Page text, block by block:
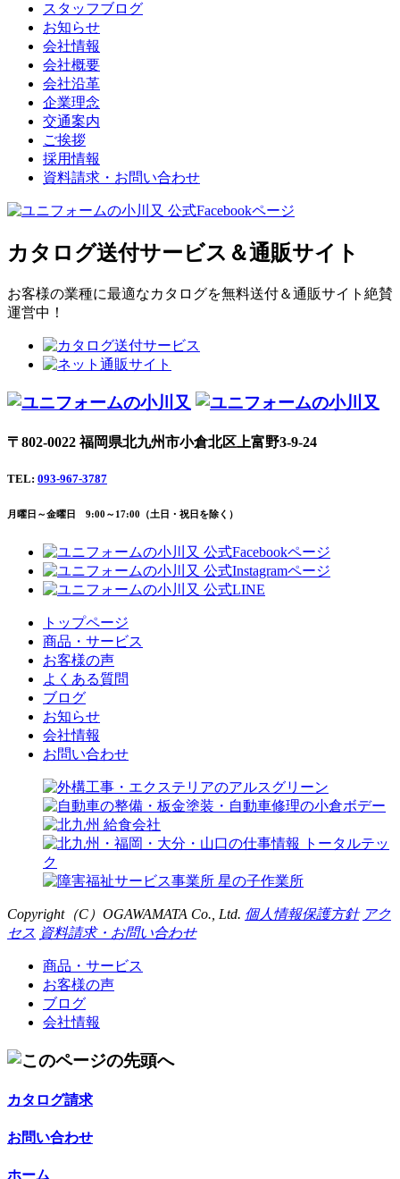
スタッフブログ
お知らせ
会社情報
会社概要
会社沿革
企業理念
交通案内
ご挨拶
採用情報
資料請求・お問い合わせ
カタログ送付サービス＆通販サイト
お客様の業種に最適なカタログを無料送付＆通販サイト絶賛
運営中！
〒802-0022 福岡県北九州市小倉北区上富野3-9-24
TEL: 093-967-3787
月曜日～金曜日 9:00～17:00（土日・祝日を除く）
トップページ
商品・サービス
お客様の声
よくある質問
ブログ
お知らせ
会社情報
お問い合わせ
Copyright（C） OGAWAMATA Co., Ltd. 個人情報保護方針 アク
セス 資料請求・お問い合わせ
商品・サービス
お客様の声
ブログ
会社情報
カタログ請求
お問い合わせ
ホーム